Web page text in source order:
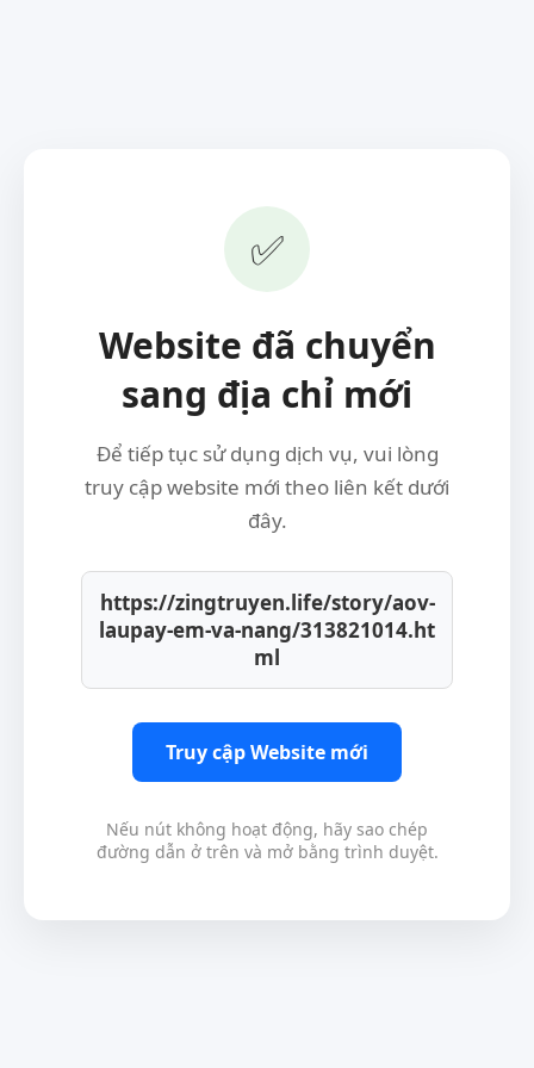
✅
Website đã chuyển
sang địa chỉ mới
Để tiếp tục sử dụng dịch vụ, vui lòng
truy cập website mới theo liên kết dưới
đây.
https://zingtruyen.life/story/aov-
laupay-em-va-nang/313821014.ht
ml
Truy cập Website mới
Nếu nút không hoạt động, hãy sao chép
đường dẫn ở trên và mở bằng trình duyệt.